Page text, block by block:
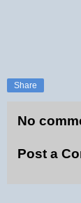
Share
No
Post a